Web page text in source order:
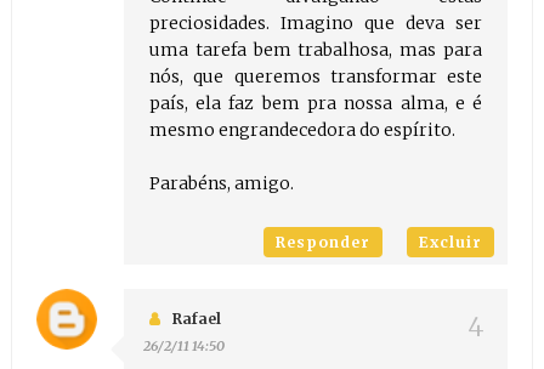
preciosidades. Imagino que deva ser
uma tarefa bem trabalhosa, mas para
nós, que queremos transformar este
país, ela faz bem pra nossa alma, e é
mesmo engrandecedora do espírito.
Parabéns, amigo.
Responder Excluir
Rafael
26/2/11 14:50